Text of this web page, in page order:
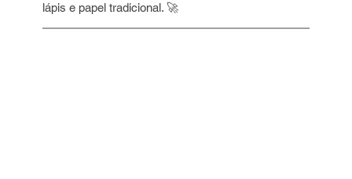
lápis e papel tradicional. 🚀